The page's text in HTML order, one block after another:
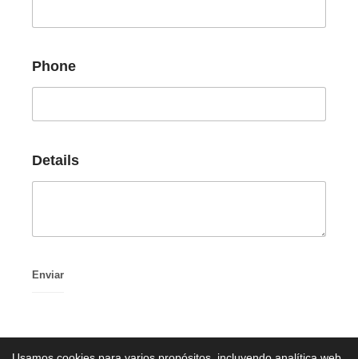
Phone
Details